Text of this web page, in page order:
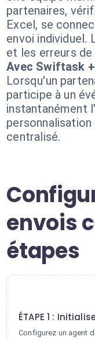
partenaires,
Excel, se
envoi individuel.
et les erreurs
Avec Swiftask
Lorsqu'un
participe à un
instantanément
centralisé.
envois
étapes
ÉTAPE 1 :
Configurez un agent